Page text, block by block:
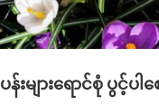
ပန်းများရောင်စုံ ပွင့်ပါစ